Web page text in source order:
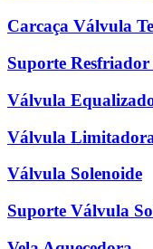
Carcaça Válvula
Suporte
Válvula
Válvula
Válvula Solenoide
Suporte Válvula